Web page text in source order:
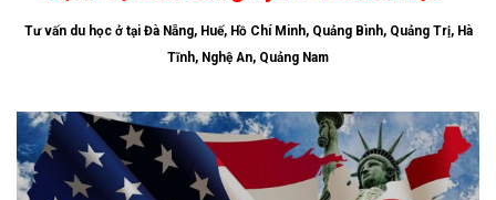
Tư vấn du học ở tạiĐà Nẵng, Huế, Hồ Chí Minh, Quảng Bình, Quảng Trị, Hà
Tĩnh, Nghệ An, Quảng Nam